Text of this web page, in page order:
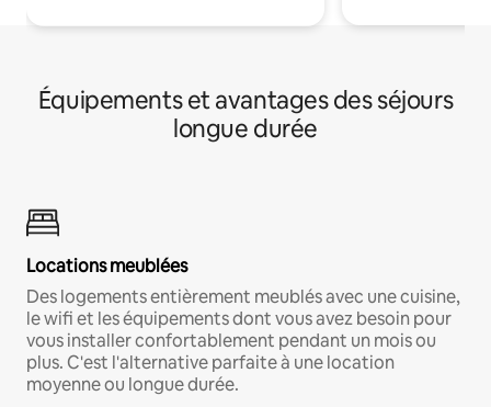
Équipements et avantages des séjours
longue durée
Locations meublées
Des logements entièrement meublés avec une cuisine,
le wifi et les équipements dont vous avez besoin pour
vous installer confortablement pendant un mois ou
plus. C'est l'alternative parfaite à une location
moyenne ou longue durée.